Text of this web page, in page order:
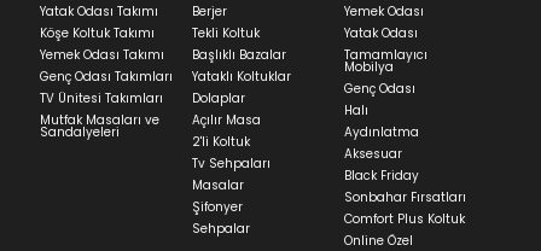
Yatak Odası Takımı
Köşe Koltuk Takımı
Yemek Odası Takımı
Genç Odası Takımları
TV Ünitesi Takımları
Mutfak Masaları ve
Sandalyeleri
Berjer
Tekli Koltuk
Başlıklı Bazalar
Yataklı Koltuklar
Dolaplar
Açılır Masa
2'li Koltuk
Tv Sehpaları
Masalar
Şifonyer
Sehpalar
Yemek Odası
Yatak Odası
Tamamlayıcı
Mobilya
Genç Odası
Halı
Aydınlatma
Aksesuar
Black Friday
Sonbahar Fırsatları
Comfort Plus Koltuk
Online Özel